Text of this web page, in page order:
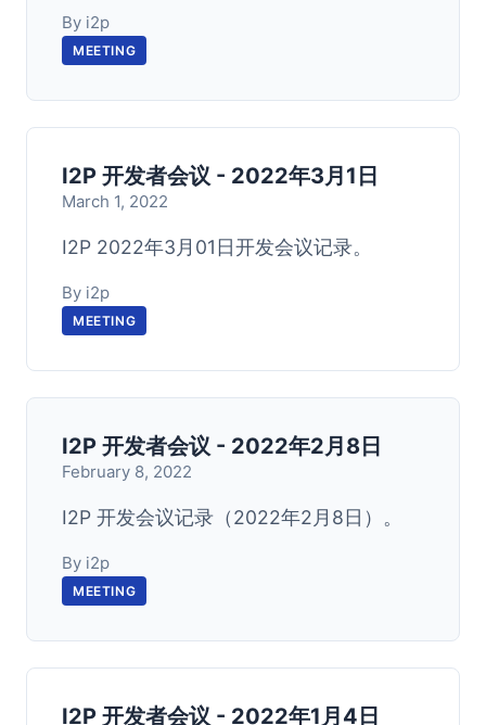
By i2p
MEETING
I2P 开发者会议 - 2022年3月1日
March 1, 2022
I2P 2022年3月01日开发会议记录。
By i2p
MEETING
I2P 开发者会议 - 2022年2月8日
February 8, 2022
I2P 开发会议记录（2022年2月8日）。
By i2p
MEETING
I2P 开发者会议 - 2022年1月4日